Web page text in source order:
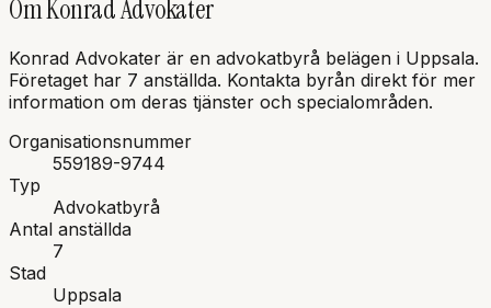
OmKonrad Advokater
Konrad Advokater är en advokatbyrå belägen i Uppsala.
Företaget har 7 anställda. Kontakta byrån direkt för mer
information om deras tjänster och specialområden.
Organisationsnummer
559189-9744
Typ
Advokatbyrå
Antal anställda
7
Stad
Uppsala